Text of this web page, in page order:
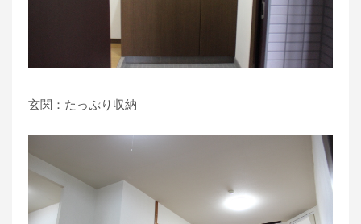
玄関：たっぷり収納